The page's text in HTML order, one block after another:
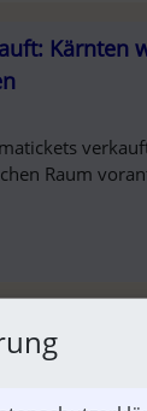
Kärnten
Raum